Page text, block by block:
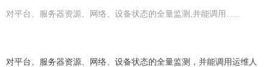
对平台、服务器资源、网络、设备状态的全量监测,并能调用......
对平台、服务器资源、网络、设备状态的全量监测，并能调用运维人